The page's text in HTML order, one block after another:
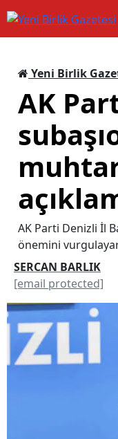
Yeni Birlik
AK
AK Parti Denizli İl
önemini
SERCAN BARLIK
[email protected]